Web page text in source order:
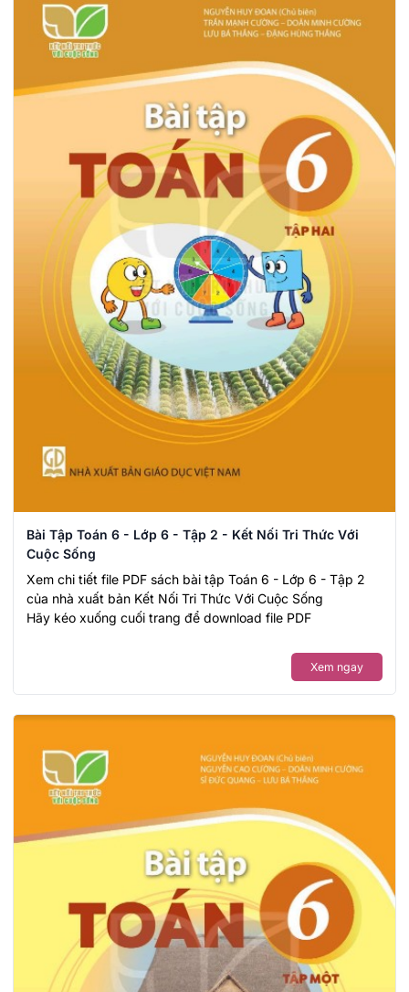
Bài Tập Toán 6 - Lớp 6 - Tập 2 - Kết Nối Tri Thức Với
Cuộc Sống
Xem chi tiết file PDF sách bài tập Toán 6 - Lớp 6 - Tập 2
của nhà xuất bản Kết Nối Tri Thức Với Cuộc Sống
Hãy kéo xuống cuối trang để download file PDF
Xem ngay